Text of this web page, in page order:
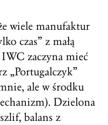
wiele manufaktur
czas” z małą
zaczyna mieć
„Portugalczyk”
ale w środku
Dzielona
balans z